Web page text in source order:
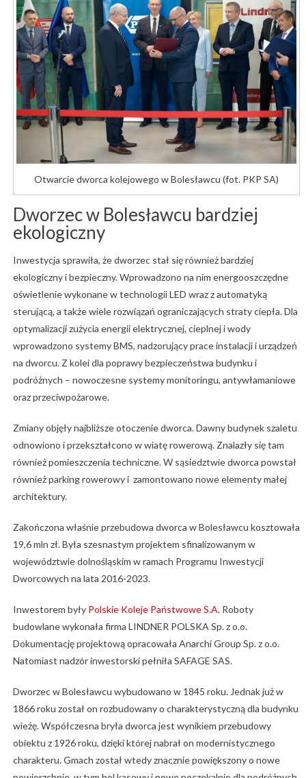
Otwarcie dworca kolejowego w Bolesławcu (fot. PKP SA)
Dworzec w Bolesławcu bardziej
ekologiczny
Inwestycja sprawiła, że dworzec stał się również bardziej
ekologiczny i bezpieczny. Wprowadzono na nim energooszczędne
oświetlenie wykonane w technologii LED wraz z automatyką
sterującą, a także wiele rozwiązań ograniczających straty ciepła. Dla
optymalizacji zużycia energii elektrycznej, cieplnej i wody
wprowadzono systemy BMS, nadzorujący prace instalacji i urządzeń
na dworcu. Z kolei dla poprawy bezpieczeństwa budynku i
podróżnych – nowoczesne systemy monitoringu, antywłamaniowe
oraz przeciwpożarowe.
Zmiany objęły najbliższe otoczenie dworca. Dawny budynek szaletu
odnowiono i przekształcono w wiatę rowerową. Znalazły się tam
również pomieszczenia techniczne. W sąsiedztwie dworca powstał
również parking rowerowy i zamontowano nowe elementy małej
architektury.
Zakończona właśnie przebudowa dworca w Bolesławcu kosztowała
19,6 mln zł. Była szesnastym projektem sfinalizowanym w
województwie dolnośląskim w ramach Programu Inwestycji
Dworcowych na lata 2016-2023.
Inwestorem były Polskie Koleje Państwowe S.A. Roboty
budowlane wykonała firma LINDNER POLSKA Sp. z o.o.
Dokumentację projektową opracowała Anarchi Group Sp. z o.o.
Natomiast nadzór inwestorski pełniła SAFAGE SAS.
Dworzec w Bolesławcu wybudowano w 1845 roku. Jednak już w
1866 roku został on rozbudowany o charakterystyczną dla budynku
wieżę. Współczesna bryła dworca jest wynikiem przebudowy
obiektu z 1926 roku, dzięki której nabrał on modernistycznego
charakteru. Gmach został wtedy znacznie powiększony o nowe